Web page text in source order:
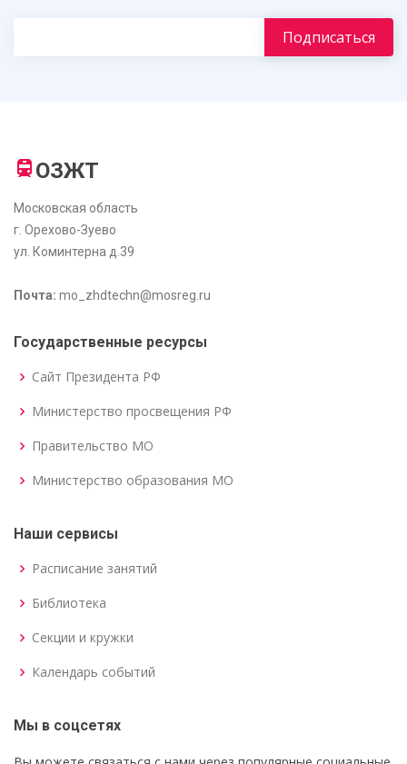
ОЗЖТ
Московская область
г. Орехово-Зуево
ул. Коминтерна д.39
Почта: mo_zhdtechn@mosreg.ru
Государственные ресурсы
Сайт Президента РФ
Министерство просвещения РФ
Правительство МО
Министерство образования МО
Наши сервисы
Расписание занятий
Библиотека
Секции и кружки
Календарь событий
Мы в соцсетях